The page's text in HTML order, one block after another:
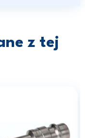
z tej